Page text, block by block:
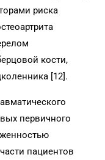
риска
кости,
[12].
первичного
пациентов